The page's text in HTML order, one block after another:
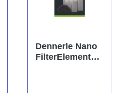
Dennerle Nano
FilterElement